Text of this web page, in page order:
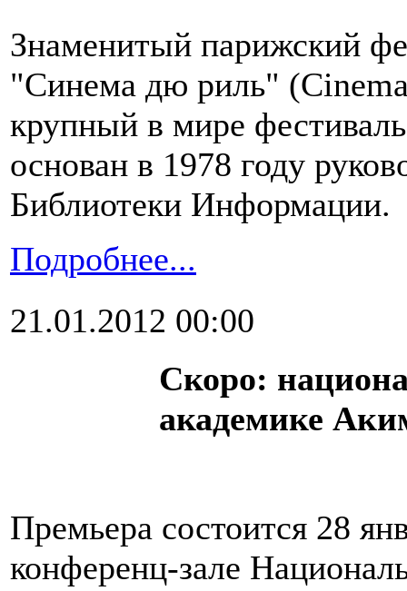
Знаменитый парижский
"Синема дю риль"
крупный в мире
основан в 1978 году
Библиотеки Информации.
Подробнее...
21.01.2012 00:00
Скоро:
академике
Премьера состоится 28
конференц-зале